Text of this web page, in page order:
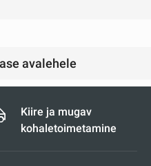
avalehele
Kiire ja mugav
kohaletoimetamine